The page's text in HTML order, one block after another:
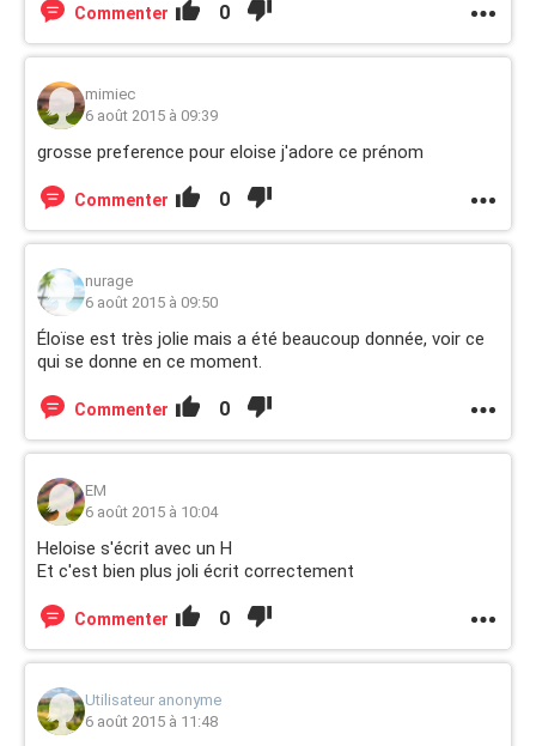
Commenter 0
mimiec
6 août 2015 à 09:39
grosse preference pour eloise j'adore ce prénom
Commenter 0
nurage
6 août 2015 à 09:50
Éloïse est très jolie mais a été beaucoup donnée, voir ce
qui se donne en ce moment.
Commenter 0
EM
6 août 2015 à 10:04
Heloise s'écrit avec un H
Et c'est bien plus joli écrit correctement
Commenter 0
Utilisateur anonyme
6 août 2015 à 11:48